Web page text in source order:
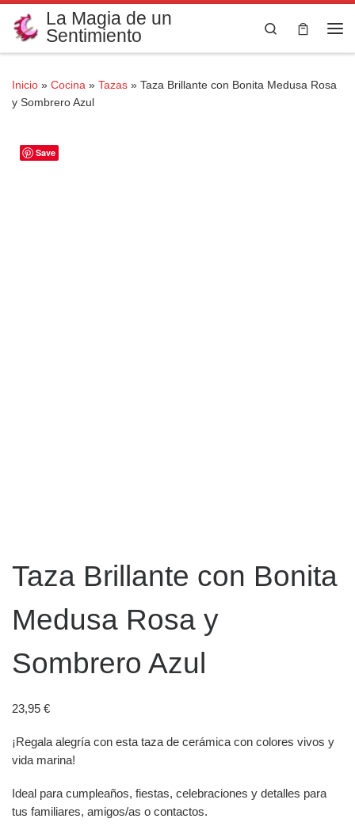
Saltar al contenido
La Magia de un
Sentimiento
Search
Inicio » Cocina » Tazas » Taza Brillante con Bonita Medusa Rosa
y Sombrero Azul
Save
Taza Brillante con Bonita
Medusa Rosa y
Sombrero Azul
23,95 €
¡Regala alegría con esta taza de cerámica con colores vivos y
vida marina!
Ideal para cumpleaños, fiestas, celebraciones y detalles para
tus familiares, amigos/as o contactos.